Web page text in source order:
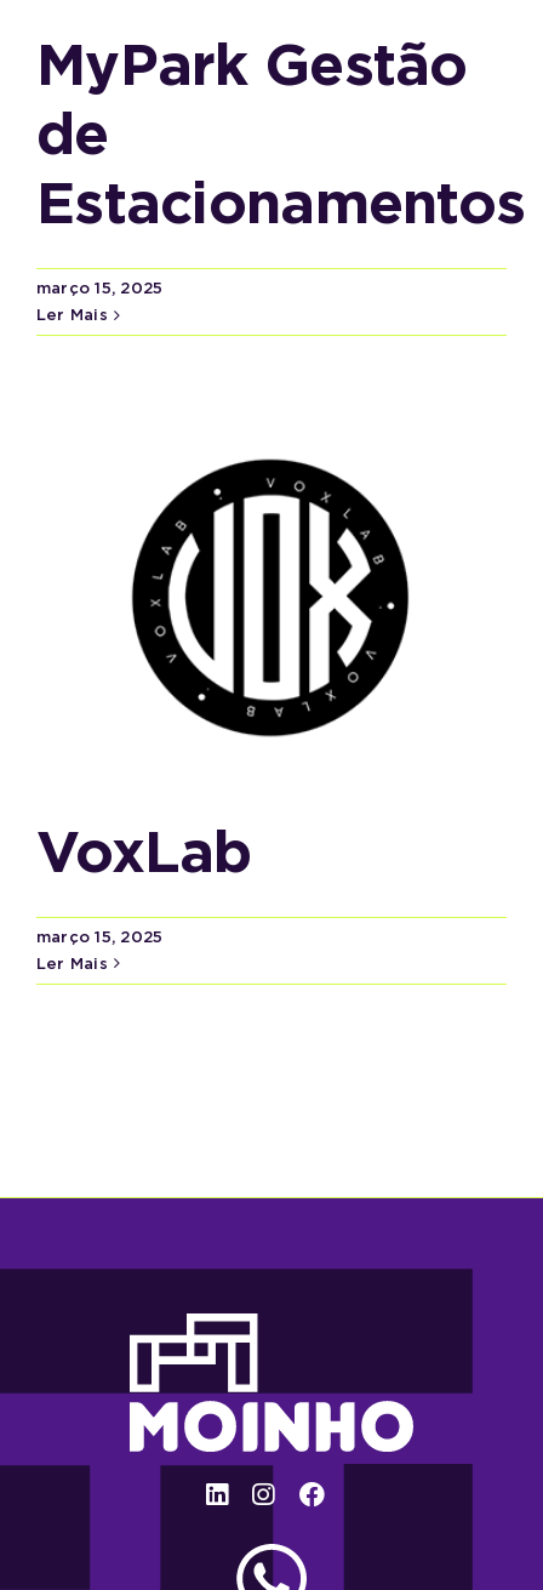
MyPark Gestão
de
Estacionamentos
março 15, 2025
Ler Mais
VoxLab
março 15, 2025
Ler Mais